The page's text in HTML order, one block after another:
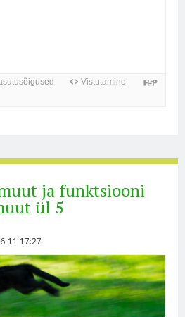
ja funktsiooni
ül 5
11 17:27